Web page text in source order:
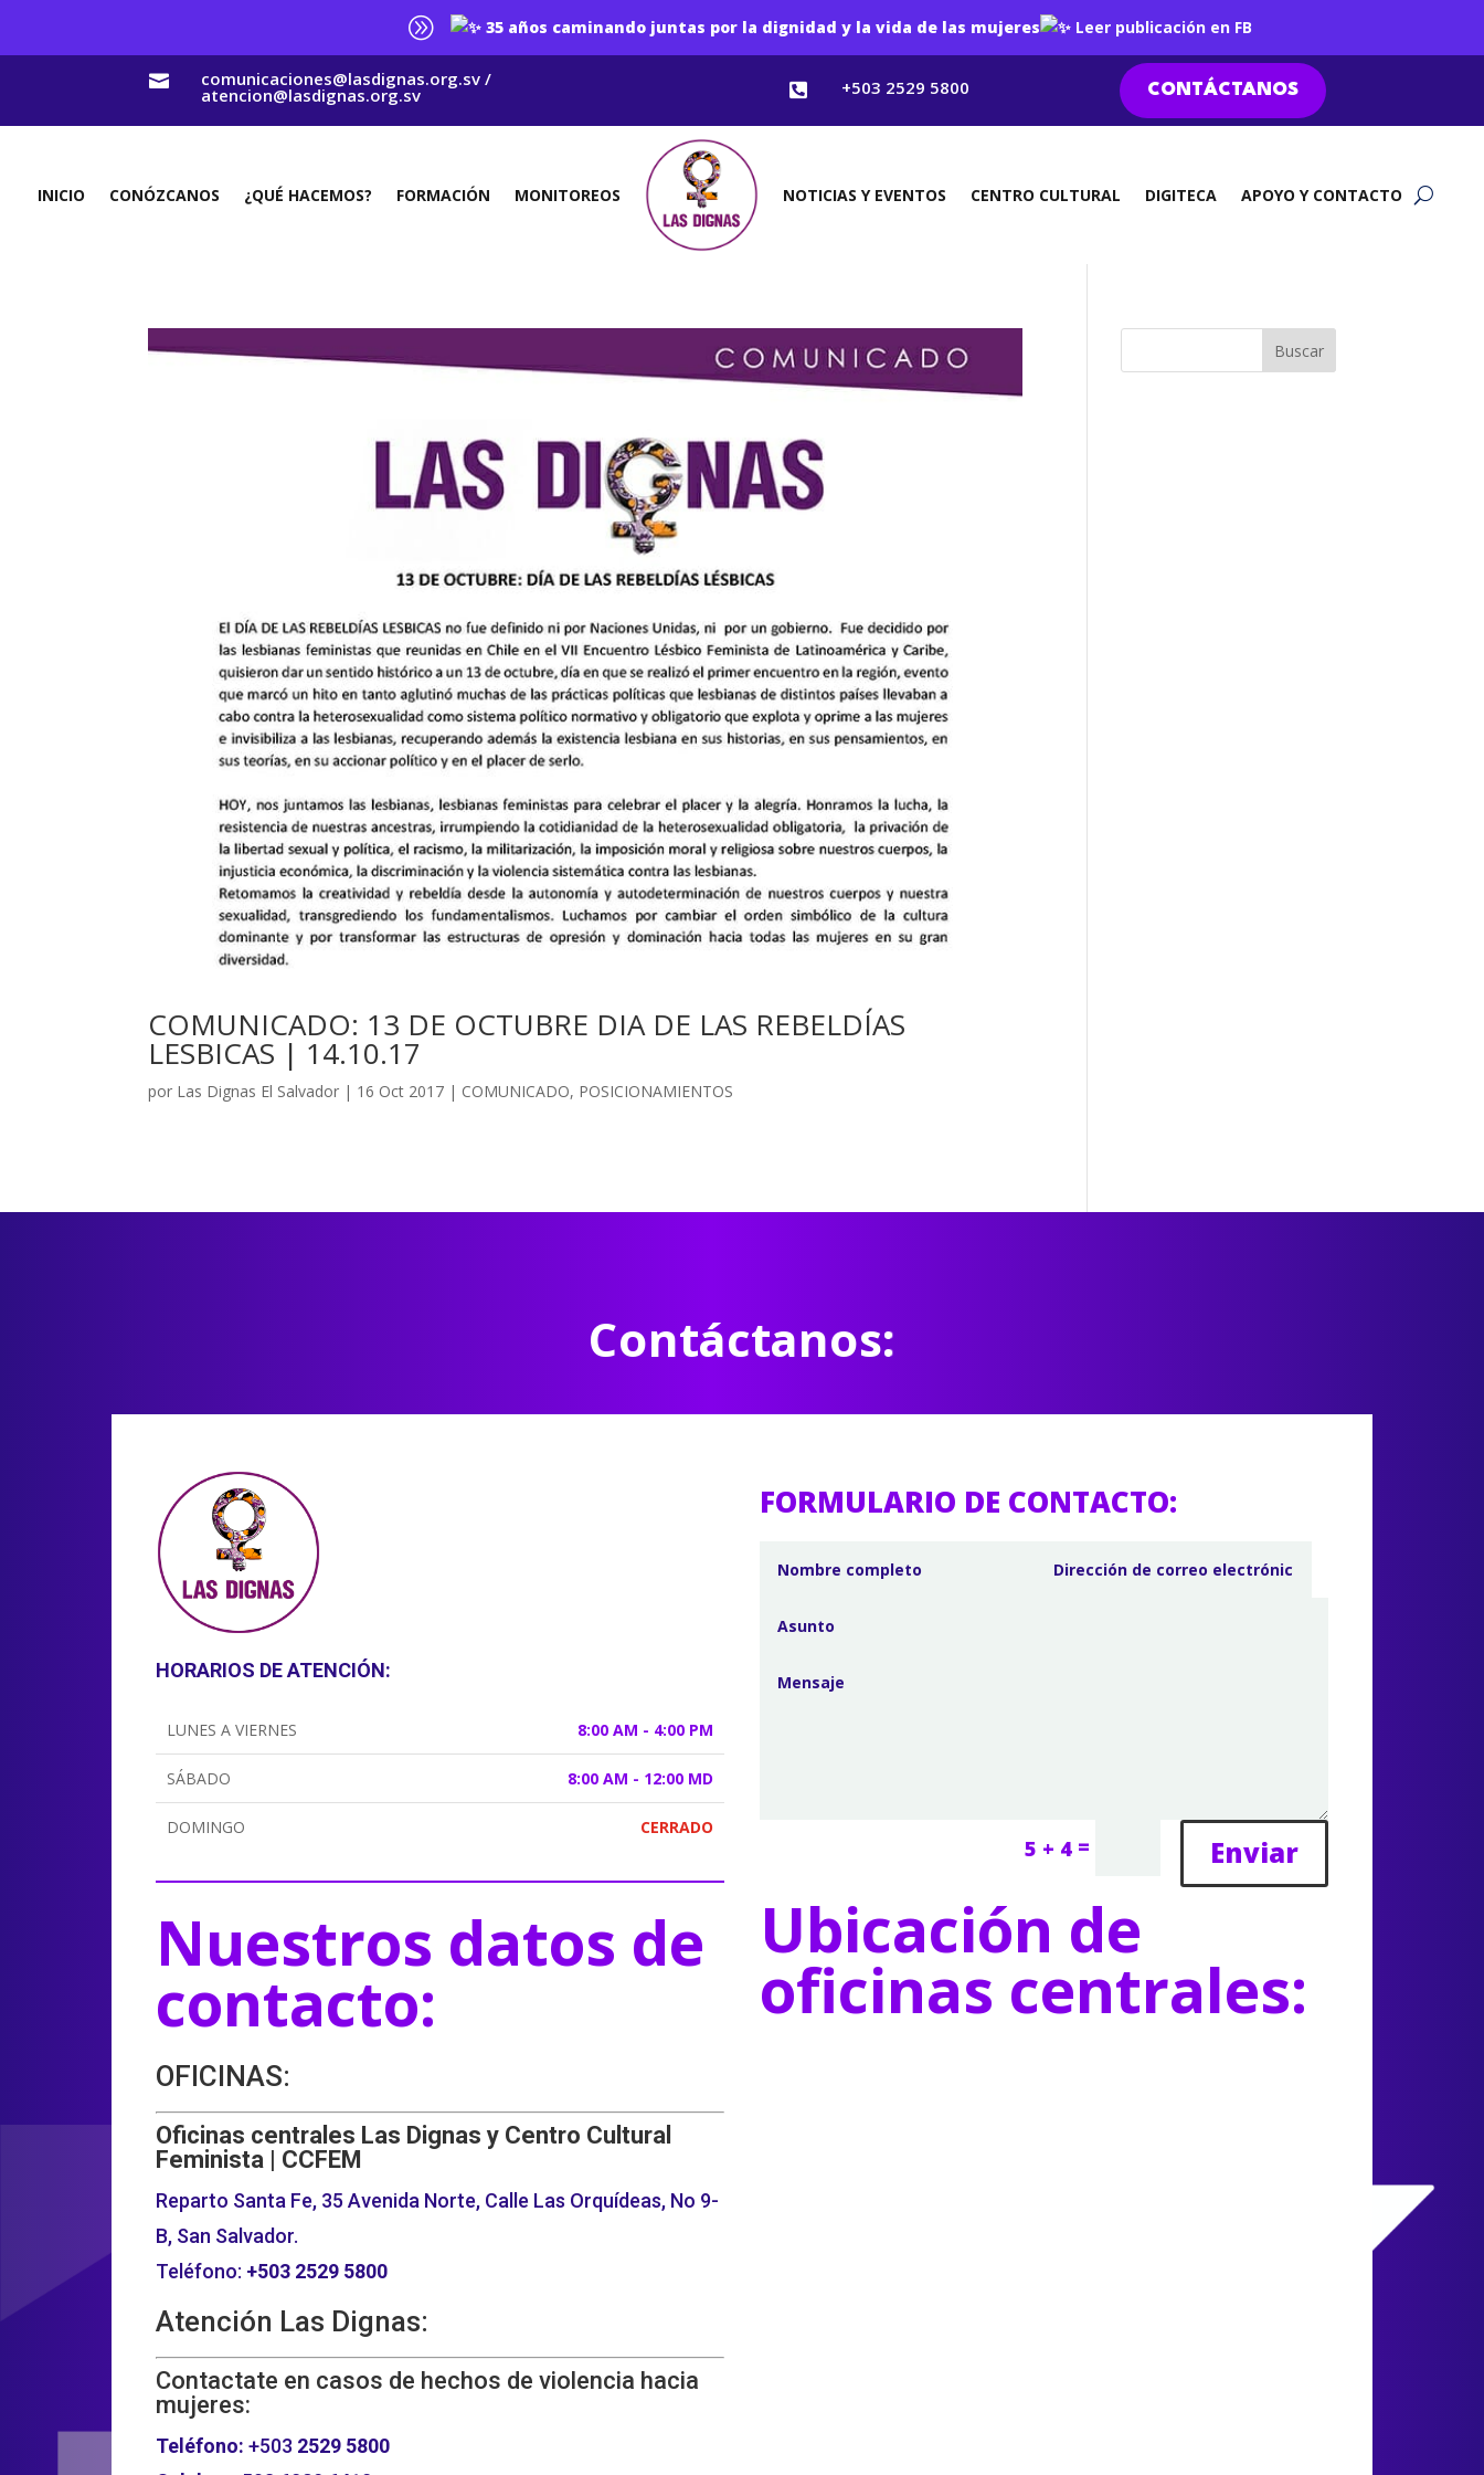
A 35 años caminando juntas por la dignidad y la vida de las mujeres Leer publicación en FB
 comunicaciones@lasdignas.org.sv /
atencion@lasdignas.org.sv  +503 2529 5800 CONTÁCTANOS
INICIO CONÓZCANOS ¿QUÉ HACEMOS? FORMACIÓN MONITOREOS NOTICIAS Y EVENTOS CENTRO CULTURAL DIGITECA APOYO Y CONTACTO
COMUNICADO: 13 DE OCTUBRE DIA DE LAS REBELDÍAS
LESBICAS | 14.10.17
por Las Dignas El Salvador | 16 Oct 2017 | COMUNICADO, POSICIONAMIENTOS
Contáctanos:
HORARIOS DE ATENCIÓN:
LUNES A VIERNES 8:00 AM - 4:00 PM
SÁBADO 8:00 AM - 12:00 MD
DOMINGO CERRADO
Nuestros datos de
contacto:
OFICINAS:
Oficinas centrales Las Dignas y Centro Cultural
Feminista | CCFEM
Reparto Santa Fe, 35 Avenida Norte, Calle Las Orquídeas, No 9-
B, San Salvador.
Teléfono: +503 2529 5800
Atención Las Dignas:
Contactate en casos de hechos de violencia hacia
mujeres:
Teléfono: +503 2529 5800
FORMULARIO DE CONTACTO:
5 + 4 = Enviar
Ubicación de
oficinas centrales: